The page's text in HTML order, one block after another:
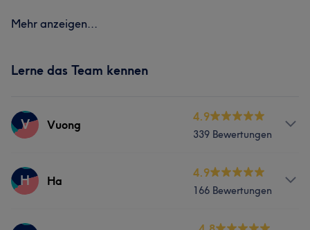
Mehr anzeigen...
Lerne das Team kennen
V Vuong
4.9
339 Bewertungen
Services
H Ha
4.9
166 Bewertungen